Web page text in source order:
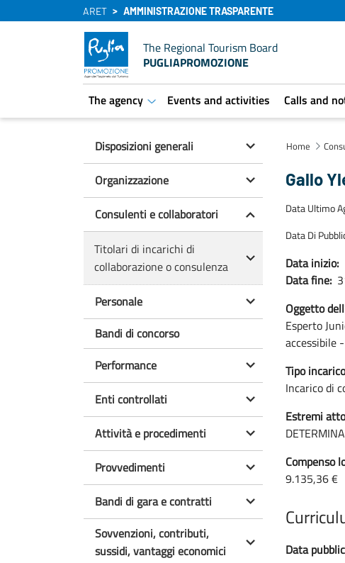
ARET AMMINISTRAZIONE TRASPARENTE
The Regional Tourism Board
PUGLIAPROMOZIONE
The agency
aret.open.submenu
Events and activities Calls and
Disposizioni generali
Organizzazione
Consulenti e collaboratori
Titolari di incarichi di
collaborazione o consulenza
Personale
Bandi di concorso
Performance
Enti controllati
Attività e procedimenti
Provvedimenti
Bandi di gara e contratti
Sovvenzioni, contributi,
sussidi, vantaggi economici
Home
Gallo
Data Ultimo
Data Di
Data inizio:
Data fine:
Oggetto
Esperto
accessibile
Tipo
Incarico di
Estremi
Compenso
9.135,36 €
Data